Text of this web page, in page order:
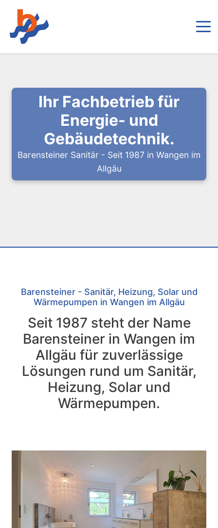
Ihr Fachbetrieb für
Energie- und
Gebäudetechnik.
Barensteiner Sanitär - Seit 1987 in Wangen im
Allgäu
Barensteiner - Sanitär, Heizung, Solar und
Wärmepumpen in Wangen im Allgäu
Seit 1987 steht der Name
Barensteiner in Wangen im
Allgäu für zuverlässige
Lösungen rund um Sanitär,
Heizung, Solar und
Wärmepumpen.